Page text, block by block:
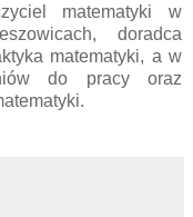
matematyki w
doradca
matematyki, a w
do pracy oraz